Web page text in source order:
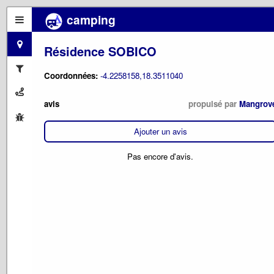
camping
Résidence SOBICO
Coordonnées: -4.2258158,18.3511040
avis propulsé par
Ajouter un avis
Pas encore d'avis.